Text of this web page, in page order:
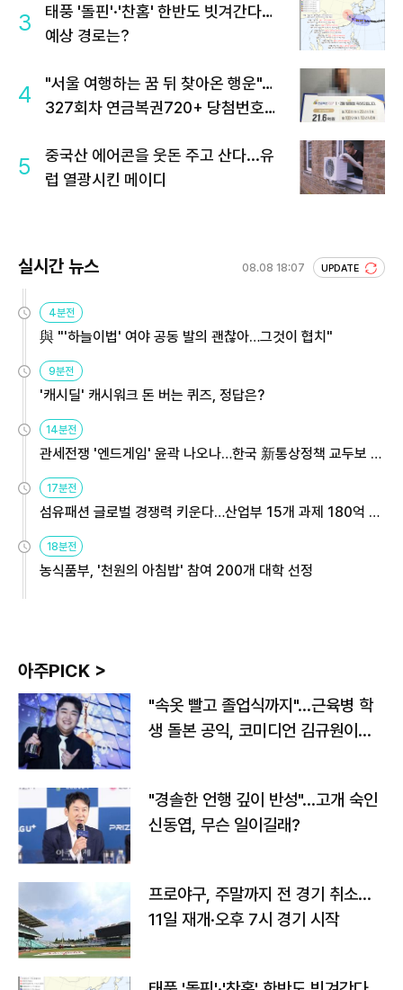
3
태풍 '돌핀'·'찬홈' 한반도 빗겨간다…
예상 경로는?
4
"서울 여행하는 꿈 뒤 찾아온 행운"…
327회차 연금복권720+ 당첨번호조
5
중국산 에어콘을 웃돈 주고 산다...유
럽 열광시킨 메이디
실시간 뉴스 08.08 18:07 UPDATE
4분전
與 "'하늘이법' 여야 공동 발의 괜찮아…그것이 협치"
9분전
'캐시딜' 캐시워크 돈 버는 퀴즈, 정답은?
14분전
관세전쟁 '엔드게임' 윤곽 나오나…한국 新통상정책 교두보 활
용해야
17분전
섬유패션 글로벌 경쟁력 키운다…산업부 15개 과제 180억 지
원
18분전
농식품부, '천원의 아침밥' 참여 200개 대학 선정
아주PICK >
"속옷 빨고 졸업식까지"…근육병 학
생 돌본 공익, 코미디언 김규원이었
"경솔한 언행 깊이 반성"…고개 숙인
신동엽, 무슨 일이길래?
프로야구, 주말까지 전 경기 취소…
11일 재개·오후 7시 경기 시작